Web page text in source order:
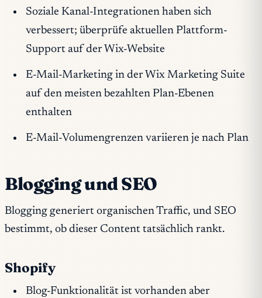
Soziale Kanal-Integrationen haben sich
verbessert; überprüfe aktuellen Plattform-
Support auf der Wix-Website
E-Mail-Marketing in der Wix Marketing Suite
auf den meisten bezahlten Plan-Ebenen
enthalten
E-Mail-Volumengrenzen variieren je nach Plan
Blogging und SEO
Blogging generiert organischen Traffic, und SEO
bestimmt, ob dieser Content tatsächlich rankt.
Shopify
Blog-Funktionalität ist vorhanden aber